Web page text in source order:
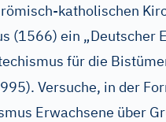
katholischen
(1566) ein „Deutscher
für die
Versuche, in der
Erwachsene über